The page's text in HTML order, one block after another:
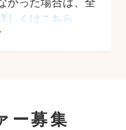
しくはこちら
ー募集